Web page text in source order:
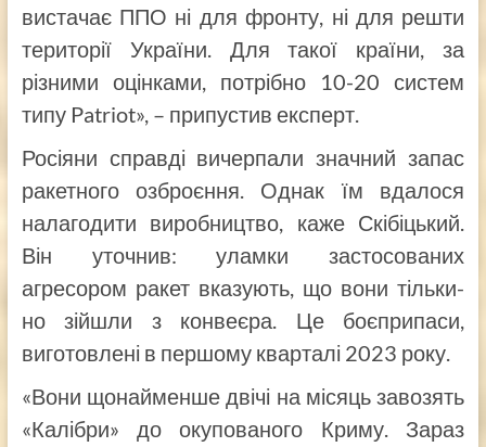
вистачає ППО ні для фронту, ні для решти
території України. Для такої країни, за
різними оцінками, потрібно 10-20 систем
типу Patriot», – припустив експерт.
Росіяни справді вичерпали значний запас
ракетного озброєння. Однак їм вдалося
налагодити виробництво, каже Скібіцький.
Він уточнив: уламки застосованих
агресором ракет вказують, що вони тільки-
но зійшли з конвеєра. Це боєприпаси,
виготовлені в першому кварталі 2023 року.
«Вони щонайменше двічі на місяць завозять
«Калібри» до окупованого Криму. Зараз